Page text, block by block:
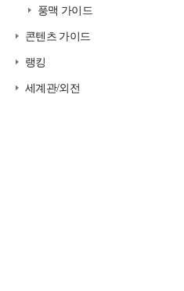
풍맥 가이드
콘텐츠 가이드
랭킹
세계관/외전